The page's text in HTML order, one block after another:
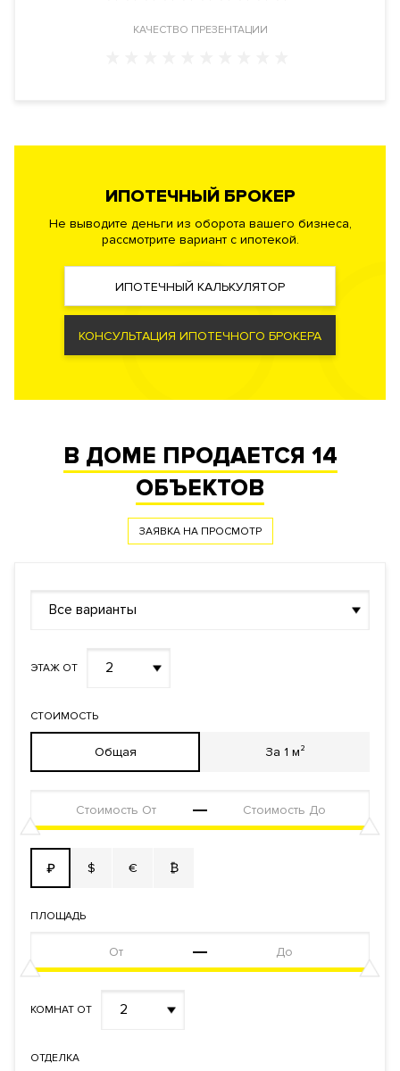
КАЧЕСТВО ПРЕЗЕНТАЦИИ
ИПОТЕЧНЫЙ БРОКЕР
Не выводите деньги из оборота вашего бизнеса,
рассмотрите вариант с ипотекой.
ИПОТЕЧНЫЙ КАЛЬКУЛЯТОР
КОНСУЛЬТАЦИЯ ИПОТЕЧНОГО БРОКЕРА
В ДОМЕ ПРОДАЕТСЯ 14
ОБЪЕКТОВ
ЗАЯВКА НА ПРОСМОТР
Все варианты
ЭТАЖ ОТ 2
СТОИМОСТЬ
Общая За 1 м²
₽ $ € ₿
ПЛОЩАДЬ
КОМНАТ ОТ 2
ОТДЕЛКА